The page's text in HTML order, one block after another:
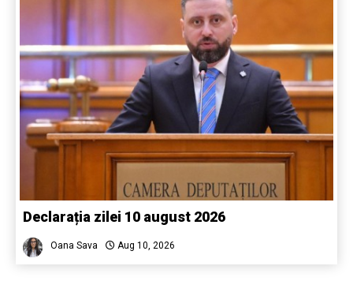
Declarația zilei 10 august 2026
Oana Sava Aug 10, 2026